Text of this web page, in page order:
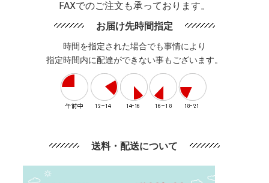
FAXでのご注文も承っております。
お届け先時間指定
時間を指定された場合でも事情により
指定時間内に配達ができない事もございます。
送料・配送について